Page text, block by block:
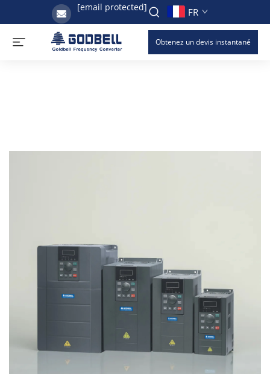
[email protected] FR
Obtenez un devis instantané